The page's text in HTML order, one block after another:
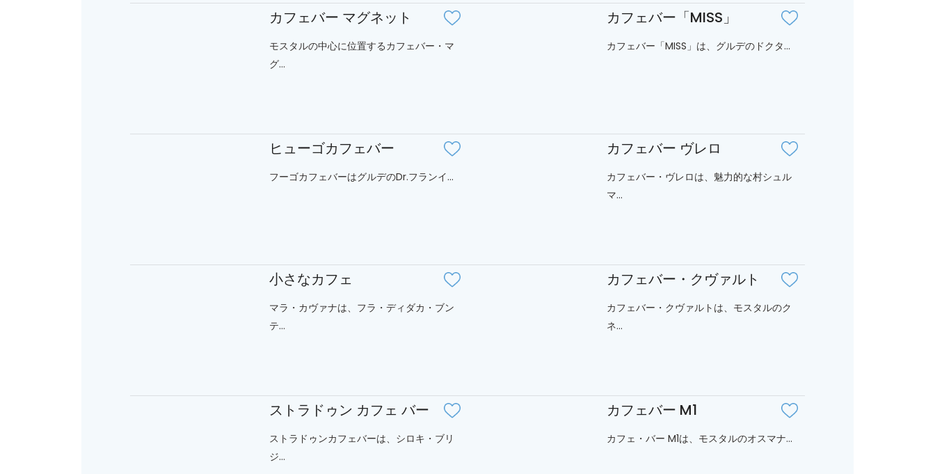
カフェバー マグネット
モスタルの中心に位置するカフェバー・マ
グ...
カフェバー「MISS」
カフェバー「MISS」は、グルデのドクタ...
ヒューゴカフェバー
フーゴカフェバーはグルデのDr.フランイ...
カフェバー ヴレロ
カフェバー・ヴレロは、魅力的な村シュル
マ...
小さなカフェ
マラ・カヴァナは、フラ・ディダカ・ブン
テ...
カフェバー・クヴァルト
カフェバー・クヴァルトは、モスタルのク
ネ...
ストラドゥン カフェ バー
ストラドゥンカフェバーは、シロキ・ブリ
ジ...
カフェバー M1
カフェ・バー M1は、モスタルのオスマナ...